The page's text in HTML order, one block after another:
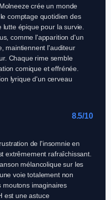
crée un monde
comptage quotidien des
épique pour la survie.
comme l'apparition d'un
maintiennent l'auditeur
Chaque rime semble
comique et effrénée.
lyrique d'un cerveau
8.5/10
de l'insomnie en
extrêmement rafraîchissant.
mélancolique sur les
voie totalement non
moutons imaginaires
est une astuce